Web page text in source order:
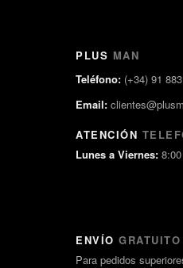
PLUS MAN
Teléfono: (+34) 91
Email:
ATENCIÓN
Lunes a Viernes:
ENVÍO GRATUITO
Para pedidos